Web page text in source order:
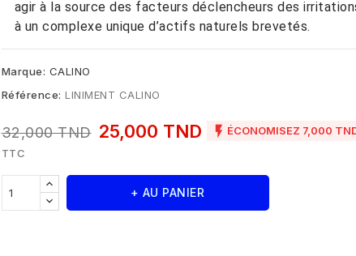
agir à la source des facteurs déclencheurs des
à un complexe unique d’actifs naturels brevetés.
Marque: CALINO
Référence: LINIMENT CALINO
32,000 TND 25,000 TND  ÉCONOMISEZ 7,000
TTC
+ AU PANIER